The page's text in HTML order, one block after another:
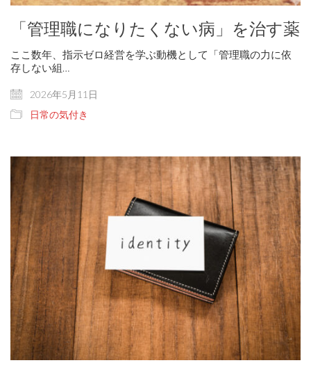
「管理職になりたくない病」を治す薬
ここ数年、指示ゼロ経営を学ぶ動機として「管理職の力に依
存しない組…
2026年5月11日
日常の気付き